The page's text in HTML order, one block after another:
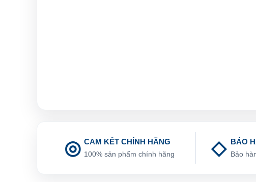
CAM KẾT CHÍNH HÃNG
100% sản phẩm chính hãng
BẢO
Bảo